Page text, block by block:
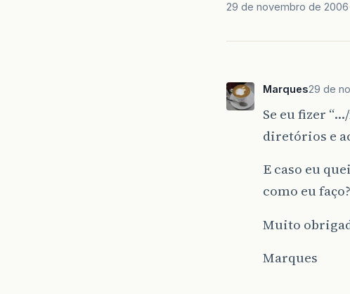
29 de novembro de 2006
Marques29 de
Se eu fizer
diretórios e
E caso eu
como eu faço?
Muito
Marques